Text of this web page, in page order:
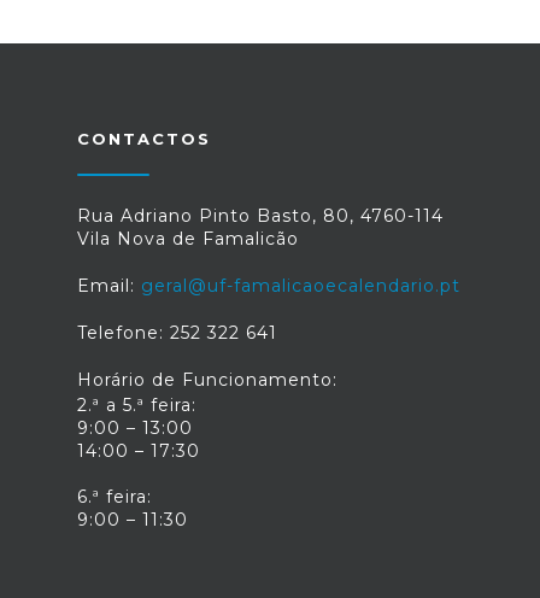
CONTACTOS
Rua Adriano Pinto Basto, 80, 4760-114
Vila Nova de Famalicão
Email: geral@uf-famalicaoecalendario.pt
Telefone: 252 322 641
Horário de Funcionamento:
2.ª a 5.ª feira:
9:00 – 13:00
14:00 – 17:30
6.ª feira:
9:00 – 11:30